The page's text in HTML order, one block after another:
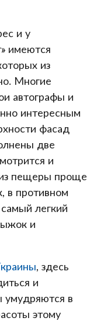
и у
имеются
из
Многие
автографы и
интересным
фасад
две
и
пещеры проще
в противном
легкий
и
, здесь
и
умудряются в
этому